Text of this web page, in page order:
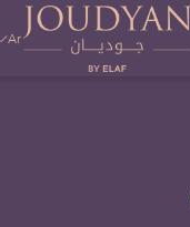
Ar